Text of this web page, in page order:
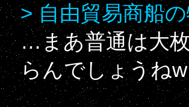
> 自由貿易商船
…まあ普通は大
らんでしょうねw